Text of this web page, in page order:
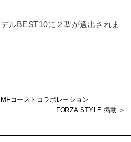
ルBEST10に２型が選出されま
ゴーストコラボレーション
FORZA STYLE 掲載 ＞